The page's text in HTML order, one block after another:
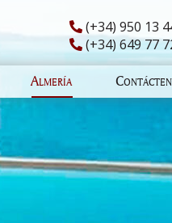
(+34) 950 13
(+34) 649 77
Almería